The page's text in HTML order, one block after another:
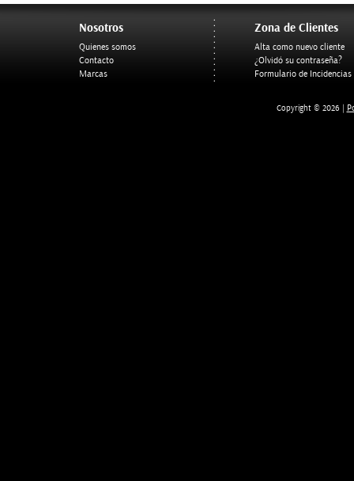
Nosotros
Quienes somos
Contacto
Marcas
Zona de Clientes
Alta como nuevo cliente
¿Olvidó su contraseña?
Formulario de Incidencias
Copyright © 2026 |